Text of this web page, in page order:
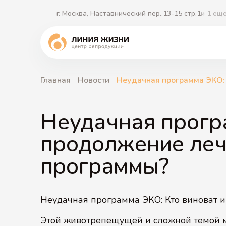
г. Москва, Наставнический пер.,13-15 стр.1и 1 еще
ЭКО 2.0
ооцитами
Партнерский перенос эмбриона
Заморозка яйцеклеток
ЭКО + micro-TESE
ЭКО при эндометриозе
Главная Новости Неудачная программа ЭКО:
Неудачная
продолжение
программы?
Неудачная программа ЭКО: Кто виноват и
Этой животрепещущей и сложной